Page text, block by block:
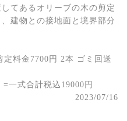
てあるオリーブの木の剪定
建物との接地面と境界部分
料金7700円 2本 ゴミ回送
一式合計税込19000円
2023/07/16